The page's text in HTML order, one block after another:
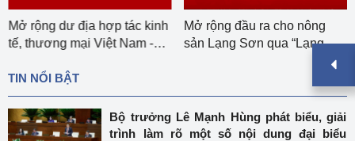
Mở rộng dư địa hợp tác kinh
tế, thương mại Việt Nam -
Mở rộng đầu ra cho nông
sản Lạng Sơn qua “Lạng
TIN NỔI BẬT
Bộ trưởng Lê Mạnh Hùng phát biểu, giải
trình làm rõ một số nội dung đại biểu